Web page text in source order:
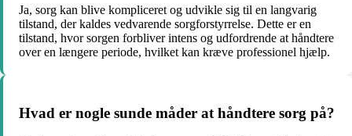
Ja, sorg kan blive kompliceret og udvikle sig til en langvarig
tilstand, der kaldes vedvarende sorgforstyrrelse. Dette er en
tilstand, hvor sorgen forbliver intens og udfordrende at håndtere
over en længere periode, hvilket kan kræve professionel hjælp.
Hvad er nogle sunde måder at håndtere sorg på?